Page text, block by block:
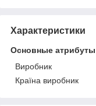
Характеристики
Основные атрибуты
Виробник
Країна виробник